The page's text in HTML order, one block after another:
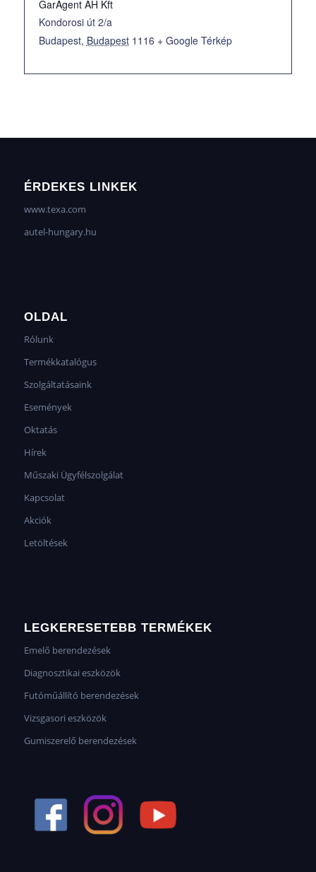
GarAgent AH Kft
Kondorosi út 2/a
Budapest, Budapest 1116 + Google Térkép
ÉRDEKES LINKEK
www.texa.com
autel-hungary.hu
OLDAL
Rólunk
Termékkatalógus
Szolgáltatásaink
Események
Oktatás
Hírek
Műszaki Ügyfélszolgálat
Kapcsolat
Akciók
Letöltések
LEGKERESETEBB TERMÉKEK
Emelő berendezések
Diagnosztikai eszközök
Futóműállító berendezések
Vizsgasori eszközök
Gumiszerelő berendezések